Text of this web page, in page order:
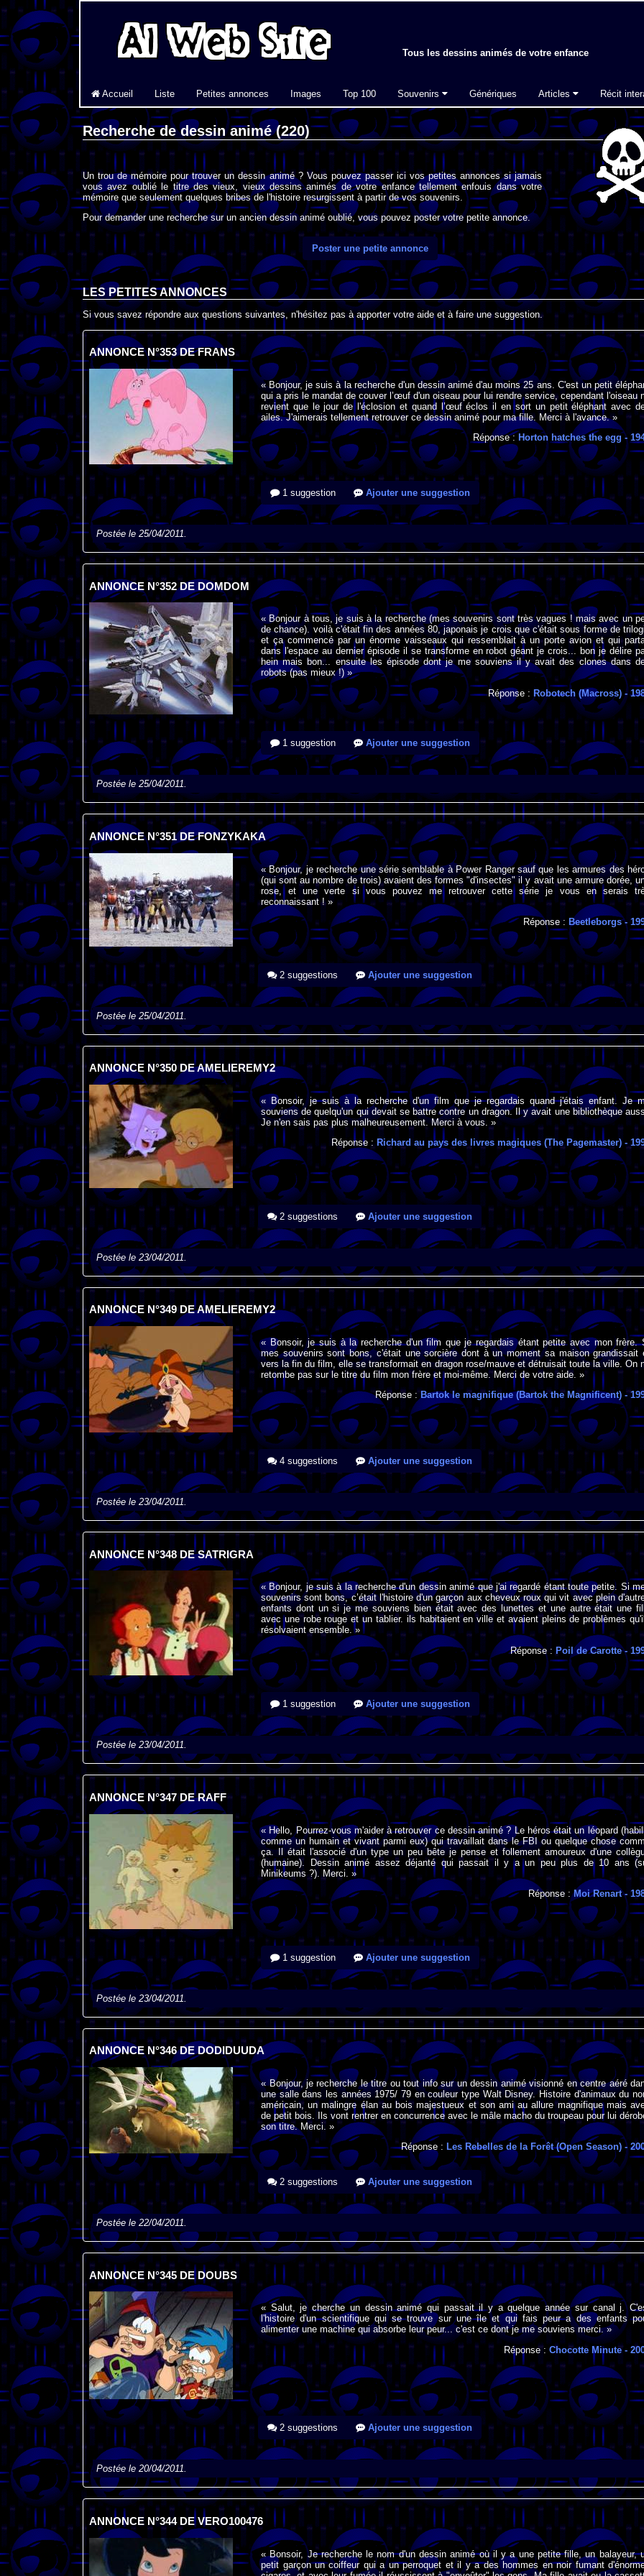
Tous les dessins animés de votre enfance
Accueil Liste Petites annonces Images Top 100 Souvenirs Génériques Articles Récit
Recherche de dessin animé (220)
Un trou de mémoire pour trouver un dessin animé ? Vous pouvez passer ici vos petites annonces si jamais
vous avez oublié le titre des vieux, vieux dessins animés de votre enfance tellement enfouis dans votre
mémoire que seulement quelques bribes de l'histoire resurgissent à partir de vos souvenirs.
Pour demander une recherche sur un ancien dessin animé oublié, vous pouvez poster votre petite annonce.
Poster une petite annonce
LES PETITES ANNONCES
Si vous savez répondre aux questions suivantes, n'hésitez pas à apporter votre aide et à faire une suggestion.
ANNONCE N°353 DE FRANS
« Bonjour, je suis à la recherche d'un dessin animé d'au moins 25 ans. C'est un petit
qui a pris le mandat de couver l’œuf d'un oiseau pour lui rendre service, cependant l'oiseau
revient que le jour de l'éclosion et quand l’œuf éclos il en sort un petit éléphant avec
ailes. J'aimerais tellement retrouver ce dessin animé pour ma fille. Merci à l'avance. »
Réponse : Horton hatches the egg -
1 suggestion Ajouter une suggestion
Postée le 25/04/2011.
ANNONCE N°352 DE DOMDOM
« Bonjour à tous, je suis à la recherche (mes souvenirs sont très vagues ! mais avec un
de chance). voilà c'était fin des années 80, japonais je crois que c'était sous forme de
et ça commencé par un énorme vaisseaux qui ressemblait à un porte avion et qui
dans l'espace au dernier épisode il se transforme en robot géant je crois... bon je délire
hein mais bon... ensuite les épisode dont je me souviens il y avait des clones dans
robots (pas mieux !) »
Réponse :Robotech (Macross) -
1 suggestion Ajouter une suggestion
Postée le 25/04/2011.
ANNONCE N°351 DE FONZYKAKA
« Bonjour, je recherche une série semblable à Power Ranger sauf que les armures des
(qui sont au nombre de trois) avaient des formes "d'insectes" il y avait une armure dorée,
rose, et une verte si vous pouvez me retrouver cette série je vous en serais
reconnaissant ! »
Réponse : Beetleborgs-
2 suggestions Ajouter une suggestion
Postée le 25/04/2011.
ANNONCE N°350 DE AMELIEREMY2
« Bonsoir, je suis à la recherche d'un film que je regardais quand j'étais enfant. Je
souviens de quelqu'un qui devait se battre contre un dragon. Il y avait une bibliothèque
Je n'en sais pas plus malheureusement. Merci à vous. »
Réponse : Richard au pays des livres magiques (The Pagemaster) -
2 suggestions Ajouter une suggestion
Postée le 23/04/2011.
ANNONCE N°349 DE AMELIEREMY2
« Bonsoir, je suis à la recherche d'un film que je regardais étant petite avec mon frère.
mes souvenirs sont bons, c'était une sorcière dont à un moment sa maison grandissait
vers la fin du film, elle se transformait en dragon rose/mauve et détruisait toute la ville. On
retombe pas sur le titre du film mon frère et moi-même. Merci de votre aide. »
Réponse :Bartok le magnifique (Bartok the Magnificent) -
4 suggestions Ajouter une suggestion
Postée le 23/04/2011.
ANNONCE N°348 DE SATRIGRA
« Bonjour, je suis à la recherche d'un dessin animé que j'ai regardé étant toute petite. Si
souvenirs sont bons, c’était l'histoire d'un garçon aux cheveux roux qui vit avec plein
enfants dont un si je me souviens bien était avec des lunettes et une autre était une
avec une robe rouge et un tablier. ils habitaient en ville et avaient pleins de problèmes
résolvaient ensemble. »
Réponse :Poil de Carotte-
1 suggestion Ajouter une suggestion
Postée le 23/04/2011.
ANNONCE N°347 DE RAFF
« Hello, Pourrez-vous m'aider à retrouver ce dessin animé ? Le héros était un léopard
comme un humain et vivant parmi eux) qui travaillait dans le FBI ou quelque chose
ça. Il était l'associé d'un type un peu bête je pense et follement amoureux d'une
(humaine). Dessin animé assez déjanté qui passait il y a un peu plus de 10 ans
Minikeums ?). Merci. »
Réponse :Moi Renart-
1 suggestion Ajouter une suggestion
Postée le 23/04/2011.
ANNONCE N°346 DE DODIDUUDA
« Bonjour, je recherche le titre ou tout info sur un dessin animé visionné en centre aéré
une salle dans les années 1975/ 79 en couleur type Walt Disney. Histoire d'animaux du
américain, un malingre élan au bois majestueux et son ami au allure magnifique mais
de petit bois. Ils vont rentrer en concurrence avec le mâle macho du troupeau pour lui
son titre. Merci. »
Réponse : Les Rebelles de la Forêt (Open Season) -
2 suggestions Ajouter une suggestion
Postée le 22/04/2011.
ANNONCE N°345 DE DOUBS
« Salut, je cherche un dessin animé qui passait il y a quelque année sur canal j.
l'histoire d'un scientifique qui se trouve sur une île et qui fais peur a des enfants
alimenter une machine qui absorbe leur peur... c'est ce dont je me souviens merci. »
Réponse :Chocotte Minute-
2 suggestions Ajouter une suggestion
Postée le 20/04/2011.
ANNONCE N°344 DE VERO100476
« Bonsoir, Je recherche le nom d'un dessin animé où il y a une petite fille, un balayeur,
petit garçon un coiffeur qui a un perroquet et il y a des hommes en noir fumant